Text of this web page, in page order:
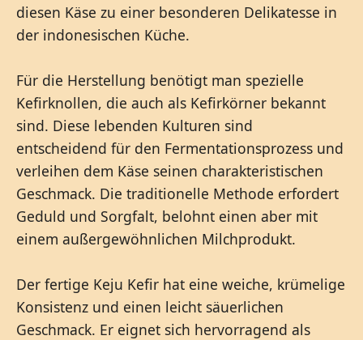
diesen Käse zu einer besonderen Delikatesse in
der indonesischen Küche.
Für die Herstellung benötigt man spezielle
Kefirknollen, die auch als Kefirkörner bekannt
sind. Diese lebenden Kulturen sind
entscheidend für den Fermentationsprozess und
verleihen dem Käse seinen charakteristischen
Geschmack. Die traditionelle Methode erfordert
Geduld und Sorgfalt, belohnt einen aber mit
einem außergewöhnlichen Milchprodukt.
Der fertige Keju Kefir hat eine weiche, krümelige
Konsistenz und einen leicht säuerlichen
Geschmack. Er eignet sich hervorragend als